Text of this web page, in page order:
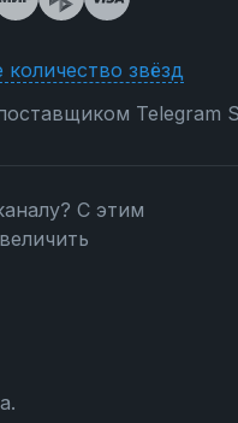
звёзд
Telegram
С этим